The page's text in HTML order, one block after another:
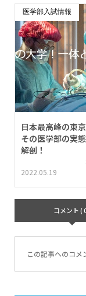
医学部入試情報
日本最高峰の東
その医学部の実
解剖！
2022.05.19
コメント (
この記事へのコメ